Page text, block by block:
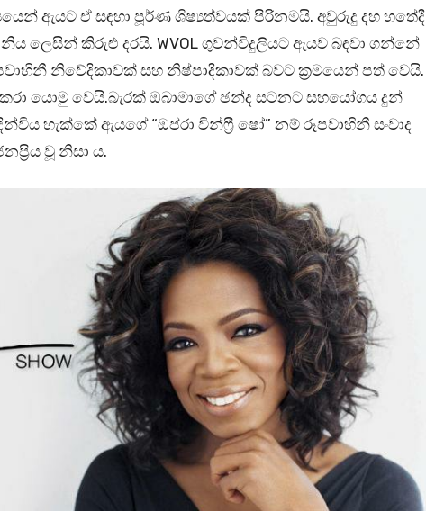
ඇයට ඒ සඳහා පූර්ණ ශිෂ්‍යත්වයක් පිරිනමයි. අවුරුදු දහ හතේදී
ලෙසින් කිරුළු දරයි. WVOL ගුවන්විදුලියට ඇයව බඳවා ගන්නේ
නිවේදිකාවක් සහ නිෂ්පාදිකාවක් බවට ක්‍රමයෙන් පත් වෙයි.
යොමු වෙයි.බැරක් ඔබාමාගේ ඡන්ද සටනට සහයෝගය දුන්
හැක්කේ ඇයගේ “ඔප්රා වින්ෆ්‍රී ෂෝ” නම් රූපවාහිනී සංවාද
වූ නිසා ය.